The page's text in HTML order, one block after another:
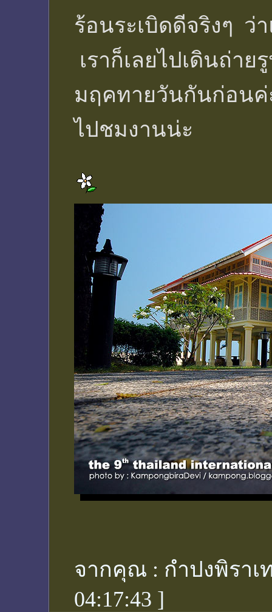
ร้อนระเบิดดีจริงๆ ว่
เราก็เลยไปเดินถ่าย
มฤคทายวันกันก่อนค่
ไปชมงานน่ะ
จากคุณ : กำปงพิราเ
04:17:43 ]